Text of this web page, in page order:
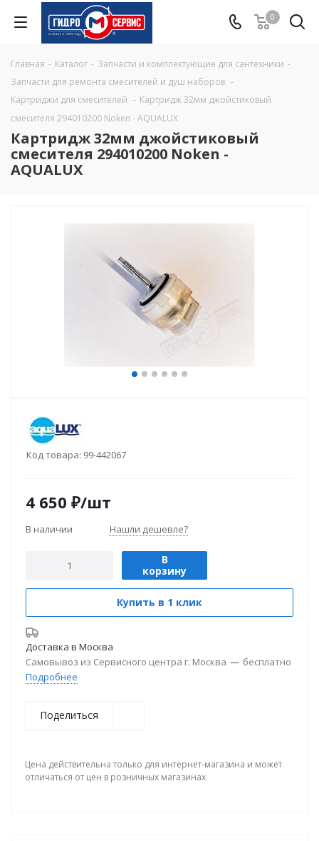
0
Главная - Каталог - Запчасти и комплектующие для сантехники -
Запчасти для ремонта смесителей и душ наборов -
Картриджи для смесителей - Картридж 32мм джойстиковый
смесителя 294010200 Noken - AQUALUX
Картридж 32мм джойстиковый
смесителя 294010200 Noken -
AQUALUX
Код товара: 99-442067
4 650 ₽/шт
В наличии Нашли дешевле?
В
корзину
Купить в 1 клик
Доставка в Москва
Самовывоз из Сервисного центра г. Москва — бесплатно
Подробнее
Поделиться
Цена действительна только для интернет-магазина и может
отличаться от цен в розничных магазинах